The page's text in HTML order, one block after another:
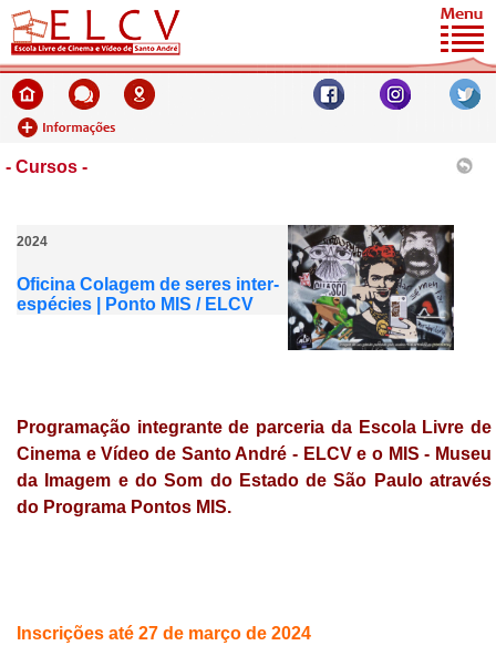
- Cursos -
2024
Oficina Colagem de seres inter-
espécies | Ponto MIS / ELCV
Programação integrante de parceria da Escola Livre de
Cinema e Vídeo de Santo André - ELCV e o MIS - Museu
da Imagem e do Som do Estado de São Paulo através
do Programa Pontos MIS.
Inscrições até 27 de março de 2024